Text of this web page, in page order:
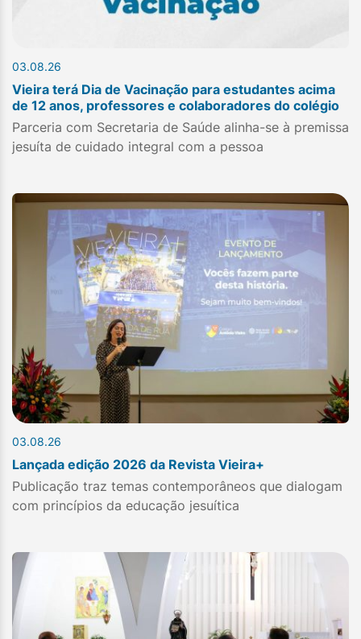
03.08.26
Vieira terá Dia de Vacinação para estudantes acima
de 12 anos, professores e colaboradores do colégio
Parceria com Secretaria de Saúde alinha-se à premissa
jesuíta de cuidado integral com a pessoa
03.08.26
Lançada edição 2026 da Revista Vieira+
Publicação traz temas contemporâneos que dialogam
com princípios da educação jesuítica